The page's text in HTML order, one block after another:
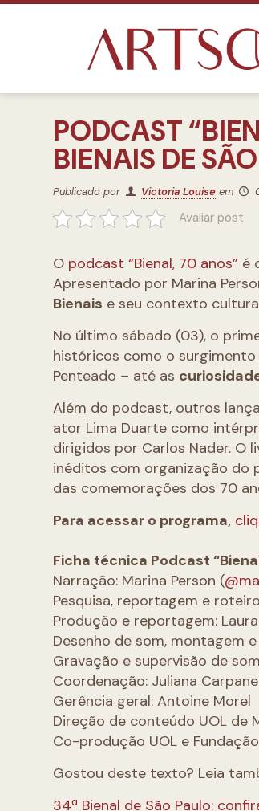
PODCAST
BIENAIS DE
Publicado por Victoria Louise em
Avaliar post
O podcast “Bienal, 70 anos” é
Apresentado por Marina
Bienais e seu contexto
No último sábado (03), o
históricos como o surgimento
Penteado – até as
Além do podcast, outros
ator Lima Duarte como
dirigidos por Carlos Nader. O
inéditos com organização do
das comemorações dos 70
Para acessar o programa,
Ficha técnica Podcast
Narração: Marina Person (
Pesquisa, reportagem e
Produção e reportagem:
Desenho de som, montagem
Gravação e supervisão de
Coordenação: Juliana
Gerência geral: Antoine Morel
Direção de conteúdo UOL de
Co-produção UOL e
Gostou deste texto? Leia
34ª Bienal de São Paulo: